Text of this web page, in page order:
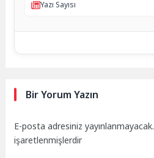
Yazı Sayısı
Bir Yorum Yazın
E-posta adresiniz yayınlanmayacak.
işaretlenmişlerdir